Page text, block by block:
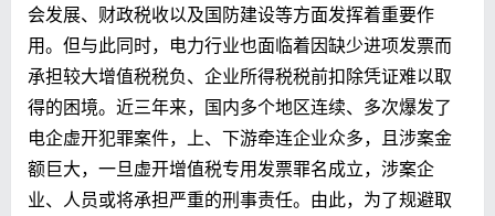
会发展、财政税收以及国防建设等方面发挥着重要作
用。但与此同时，电力行业也面临着因缺少进项发票而
承担较大增值税税负、企业所得税税前扣除凭证难以取
得的困境。近三年来，国内多个地区连续、多次爆发了
电企虚开犯罪案件，上、下游牵连企业众多，且涉案金
额巨大，一旦虚开增值税专用发票罪名成立，涉案企
业、人员或将承担严重的刑事责任。由此，为了规避取